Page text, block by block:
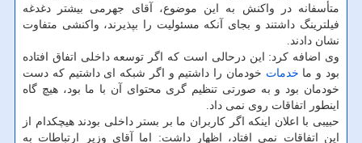
متأسفانه در واکنش به این موضوع، آقای جهرمی بیشتر دغدغه
فیلترینگ داشتند و بجای آنکه مسئولیت را بپذیرند، واکنشی متفاوت
نشان دادند.
وی اضافه کرد: این درحالی است که اگر توسعه داخلی اتفاق افتاده
بود و ما خدمات خودمان را داشتیم و اگر شبکه ای داشتیم که دست
خودمان بود و به صورتی تنظیم گری محتوای آن با ما بود، هیچ گاه
اینطور اتفاقات روی نمی داد.
حبیبی با اعلان اینکه اگر کاربران ما بر بستر داخلی بودند هیچکدام از
این اتفاقات نمی افتاد، اظهار داشت: اما آقای وزیر ارتباطات به